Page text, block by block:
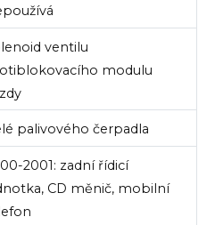
ventilu
modulu
palivového čerpadla
2001: zadní řídicí
CD měnič, mobilní